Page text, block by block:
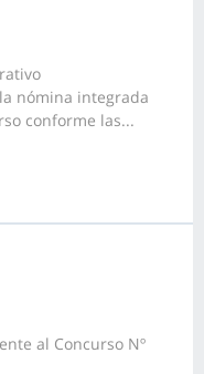
nómina integrada
conforme las...
al Concurso Nº